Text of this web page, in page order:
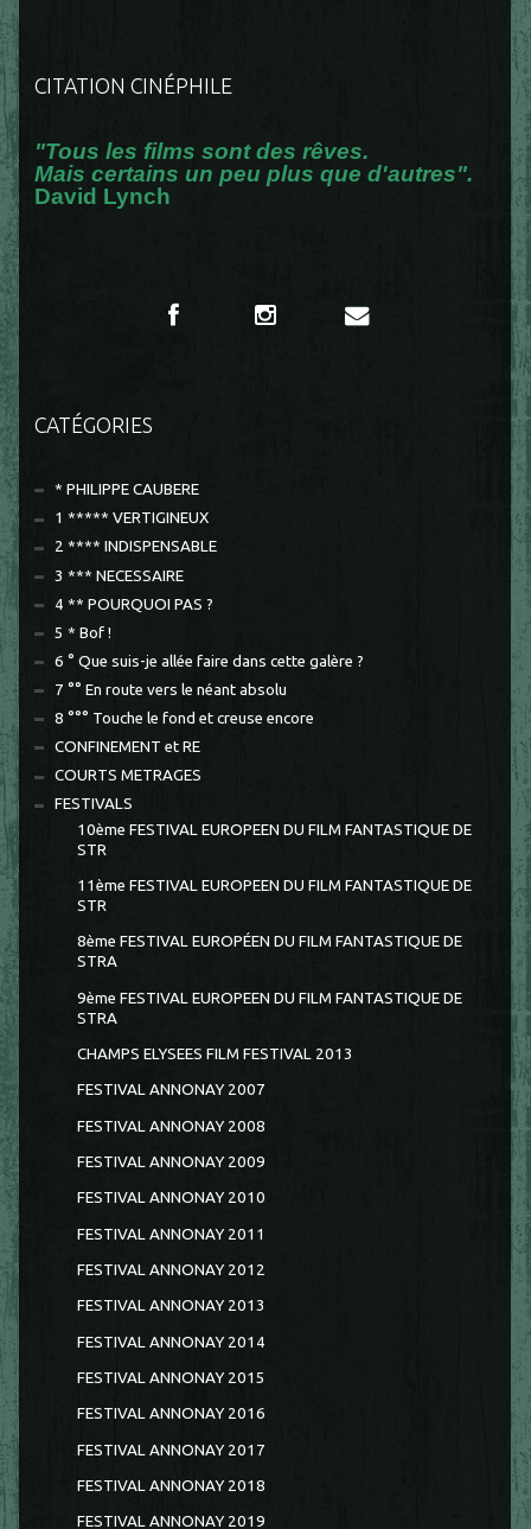
CITATION CINÉPHILE
"Tous les films sont des rêves.
Mais certains un peu plus que d'autres".
David Lynch
CATÉGORIES
* PHILIPPE CAUBERE
1 ***** VERTIGINEUX
2 **** INDISPENSABLE
3 *** NECESSAIRE
4 ** POURQUOI PAS ?
5 * Bof !
6 ° Que suis-je allée faire dans cette galère ?
7 °° En route vers le néant absolu
8 °°° Touche le fond et creuse encore
CONFINEMENT et RE
COURTS METRAGES
FESTIVALS
10ème FESTIVAL EUROPEEN DU FILM FANTASTIQUE DE
STR
11ème FESTIVAL EUROPEEN DU FILM FANTASTIQUE DE
STR
8ème FESTIVAL EUROPÉEN DU FILM FANTASTIQUE DE
STRA
9ème FESTIVAL EUROPEEN DU FILM FANTASTIQUE DE
STRA
CHAMPS ELYSEES FILM FESTIVAL 2013
FESTIVAL ANNONAY 2007
FESTIVAL ANNONAY 2008
FESTIVAL ANNONAY 2009
FESTIVAL ANNONAY 2010
FESTIVAL ANNONAY 2011
FESTIVAL ANNONAY 2012
FESTIVAL ANNONAY 2013
FESTIVAL ANNONAY 2014
FESTIVAL ANNONAY 2015
FESTIVAL ANNONAY 2016
FESTIVAL ANNONAY 2017
FESTIVAL ANNONAY 2018
FESTIVAL ANNONAY 2019